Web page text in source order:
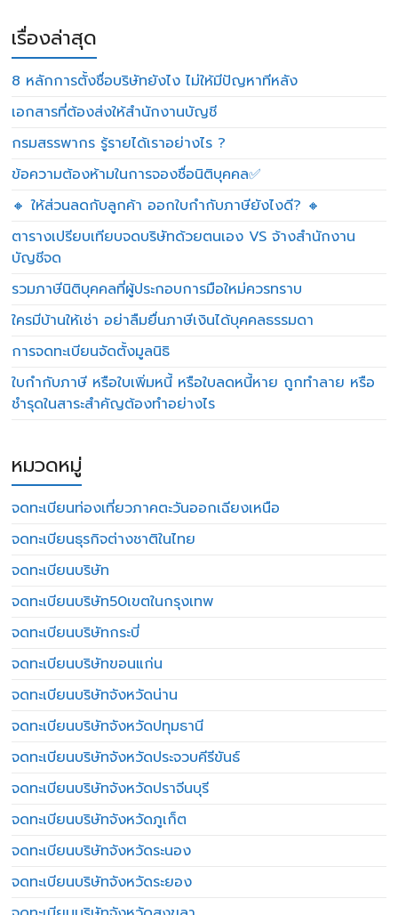
เรื่องล่าสุด
8 หลักการตั้งชื่อบริษัทยังไง ไม่ให้มีปัญหาทีหลัง
เอกสารที่ต้องส่งให้สำนักงานบัญชี
กรมสรรพากร รู้รายได้เราอย่างไร ?
ข้อความต้องห้ามในการจองชื่อนิติบุคคล✅
🔸 ให้ส่วนลดกับลูกค้า ออกใบกำกับภาษียังไงดี? 🔸
ตารางเปรียบเทียบจดบริษัทด้วยตนเอง VS จ้างสำนักงาน
บัญชีจด
รวมภาษีนิติบุคคลที่ผู้ประกอบการมือใหม่ควรทราบ
ใครมีบ้านให้เช่า อย่าลืมยื่นภาษีเงินได้บุคคลธรรมดา
การจดทะเบียนจัดตั้งมูลนิธิ
ใบกำกับภาษี หรือใบเพิ่มหนี้ หรือใบลดหนี้หาย ถูกทำลาย หรือ
ชำรุดในสาระสำคัญต้องทำอย่างไร
หมวดหมู่
จดทะเบียนท่องเที่ยวภาคตะวันออกเฉียงเหนือ
จดทะเบียนธุรกิจต่างชาติในไทย
จดทะเบียนบริษัท
จดทะเบียนบริษัท50เขตในกรุงเทพ
จดทะเบียนบริษัทกระบี่
จดทะเบียนบริษัทขอนแก่น
จดทะเบียนบริษัทจังหวัดน่าน
จดทะเบียนบริษัทจังหวัดปทุมธานี
จดทะเบียนบริษัทจังหวัดประจวบคีรีขันธ์
จดทะเบียนบริษัทจังหวัดปราจีนบุรี
จดทะเบียนบริษัทจังหวัดภูเก็ต
จดทะเบียนบริษัทจังหวัดระนอง
จดทะเบียนบริษัทจังหวัดระยอง